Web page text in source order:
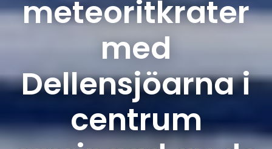
meteoritkrater
med
Dellensjöarna i
centrum